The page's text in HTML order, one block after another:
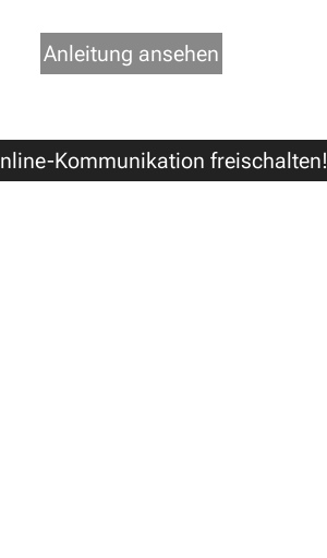
Anleitung ansehen
Kommunikation freischalten!